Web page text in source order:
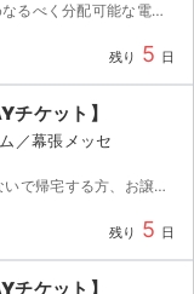
迅速に対応いたします！ 日にちが迫っているためなるべく分配可能な電子チケットか発見番号の取り引きだと助かります
残り 5 日
ケット】
／幕張メッセ
BUMP OF CHICKEN終了後にストロークスを観ないで帰宅する方、お譲りいただけますと幸いです。
残り 5 日
ケット】